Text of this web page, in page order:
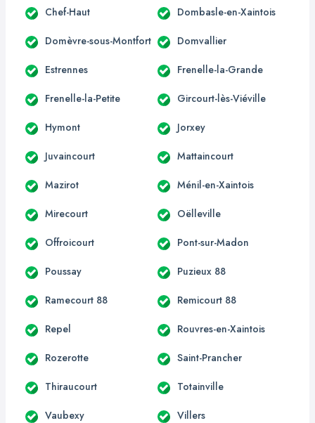
Chef-Haut Dombasle-en-Xaintois
Domèvre-sous-Montfort Domvallier
Estrennes Frenelle-la-Grande
Frenelle-la-Petite Gircourt-lès-Viéville
Hymont Jorxey
Juvaincourt Mattaincourt
Mazirot Ménil-en-Xaintois
Mirecourt Oëlleville
Offroicourt Pont-sur-Madon
Poussay Puzieux 88
Ramecourt 88 Remicourt 88
Repel Rouvres-en-Xaintois
Rozerotte Saint-Prancher
Thiraucourt Totainville
Vaubexy Villers